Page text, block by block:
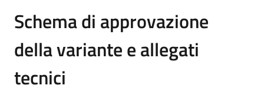
Schema di approvazione
della variante e allegati
tecnici